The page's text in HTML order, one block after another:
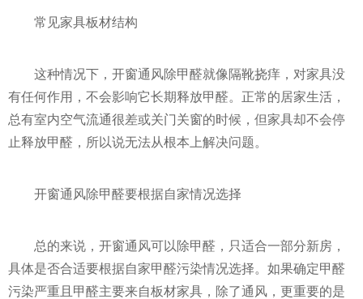
常见家具板材结构
这种情况下，开窗通风除甲醛就像隔靴挠痒，对家具没
有任何作用，不会影响它长期释放甲醛。正常的居家生活，
总有室内空气流通很差或关门关窗的时候，但家具却不会停
止释放甲醛，所以说无法从根本上解决问题。
开窗通风除甲醛要根据自家情况选择
总的来说，开窗通风可以除甲醛，只适合一部分新房，
具体是否合适要根据自家甲醛污染情况选择。如果确定甲醛
污染严重且甲醛主要来自板材家具，除了通风，更重要的是